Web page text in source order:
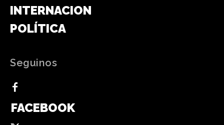
INTERNACIONAL
POLÍTICA
Seguinos
FACEBOOK